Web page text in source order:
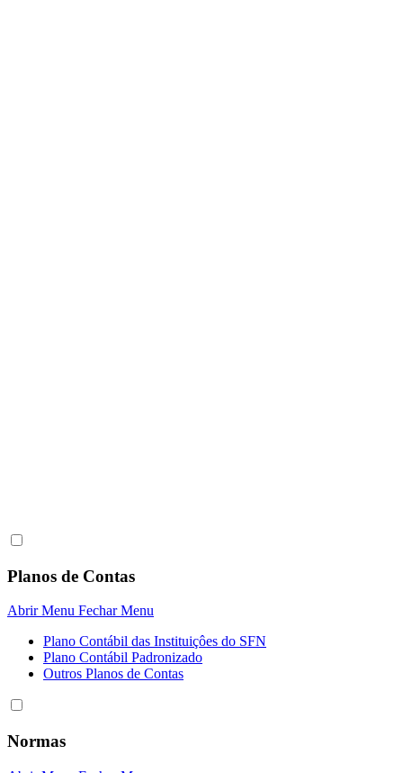
Planos de Contas
Abrir Menu Fechar Menu
Plano Contábil das Instituiçôes do SFN
Plano Contábil Padronizado
Outros Planos de Contas
Normas